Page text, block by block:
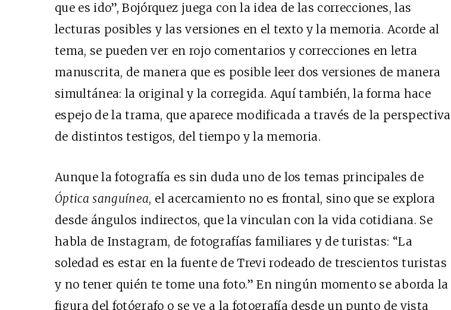
que es ido”, Bojórquez juega con la idea de las correcciones, las
lecturas posibles y las versiones en el texto y la memoria. Acorde al
tema, se pueden ver en rojo comentarios y correcciones en letra
manuscrita, de manera que es posible leer dos versiones de manera
simultánea: la original y la corregida. Aquí también, la forma hace
espejo de la trama, que aparece modificada a través de la perspectiva
de distintos testigos, del tiempo y la memoria.
Aunque la fotografía es sin duda uno de los temas principales de
Óptica sanguínea, el acercamiento no es frontal, sino que se explora
desde ángulos indirectos, que la vinculan con la vida cotidiana. Se
habla de Instagram, de fotografías familiares y de turistas: “La
soledad es estar en la fuente de Trevi rodeado de trescientos turistas
y no tener quién te tome una foto.” En ningún momento se aborda la
figura del fotógrafo o se ve a la fotografía desde un punto de vista